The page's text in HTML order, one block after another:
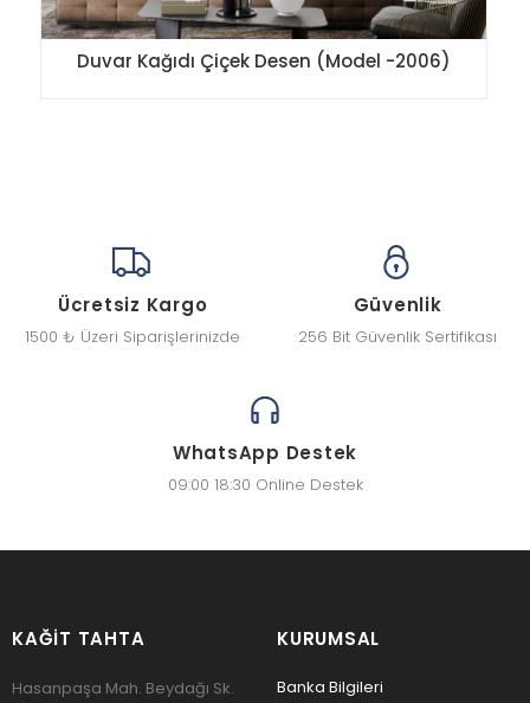
Duvar Kağıdı Çiçek Desen (Model -2006)
Ücretsiz Kargo
1500 ₺ Üzeri Siparişlerinizde
Güvenlik
256 Bit Güvenlik Sertifikası
WhatsApp Destek
09:00 18:30 Online Destek
KAĞIT TAHTA
Hasanpaşa Mah. Beydağı Sk.
KURUMSAL
Banka Bilgileri